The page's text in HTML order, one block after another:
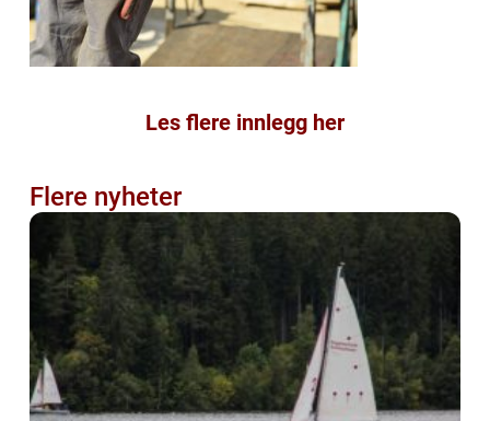
Les flere innlegg her
Flere nyheter